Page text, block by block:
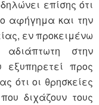
επίσης ότι
αφήγημα και την
εν προκειμένω
αδιάπτωτη στην
εξυπηρετεί προς
ότι οι θρησκείες
διχάζουν τους